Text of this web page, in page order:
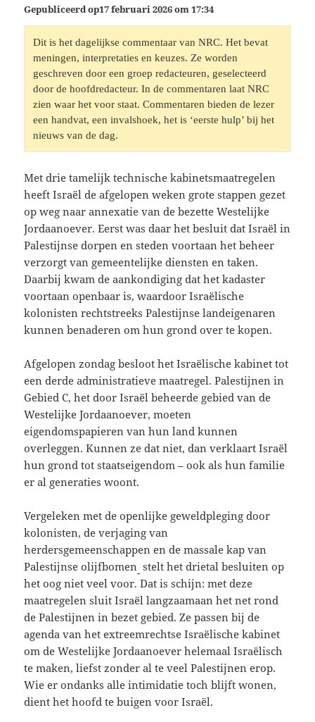
Gepubliceerd op17 februari 2026 om 17:34
Dit is het dagelijkse commentaar van NRC. Het bevat
meningen, interpretaties en keuzes. Ze worden
geschreven door een groep redacteuren, geselecteerd
door de hoofdredacteur. In de commentaren laat NRC
zien waar het voor staat. Commentaren bieden de lezer
een handvat, een invalshoek, het is ‘eerste hulp’ bij het
nieuws van de dag.
Met drie tamelijk technische kabinetsmaatregelen
heeft Israël de afgelopen weken grote stappen gezet
op weg naar annexatie van de bezette Westelijke
Jordaanoever. Eerst was daar het besluit dat Israël in
Palestijnse dorpen en steden voortaan het beheer
verzorgt van gemeentelijke diensten en taken.
Daarbij kwam de aankondiging dat het kadaster
voortaan openbaar is, waardoor Israëlische
kolonisten rechtstreeks Palestijnse landeigenaren
kunnen benaderen om hun grond over te kopen.
Afgelopen zondag besloot het Israëlische kabinet tot
een derde administratieve maatregel. Palestijnen in
Gebied C, het door Israël beheerde gebied van de
Westelijke Jordaanoever, moeten
eigendomspapieren van hun land kunnen
overleggen. Kunnen ze dat niet, dan verklaart Israël
hun grond tot staatseigendom – ook als hun familie
er al generaties woont.
Vergeleken met de openlijke geweldpleging door
kolonisten, de verjaging van
herdersgemeenschappen en de massale kap van
Palestijnse olijfbomen stelt het drietal besluiten op
het oog niet veel voor. Dat is schijn: met deze
maatregelen sluit Israël langzaamaan het net rond
de Palestijnen in bezet gebied. Ze passen bij de
agenda van het extreemrechtse Israëlische kabinet
om de Westelijke Jordaanoever helemaal Israëlisch
te maken, liefst zonder al te veel Palestijnen erop.
Wie er ondanks alle intimidatie toch blijft wonen,
dient het hoofd te buigen voor Israël.